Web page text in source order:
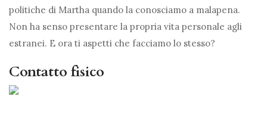
politiche di Martha quando la conosciamo a malapena.
Non ha senso presentare la propria vita personale agli
estranei. E ora ti aspetti che facciamo lo stesso?
Contatto fisico